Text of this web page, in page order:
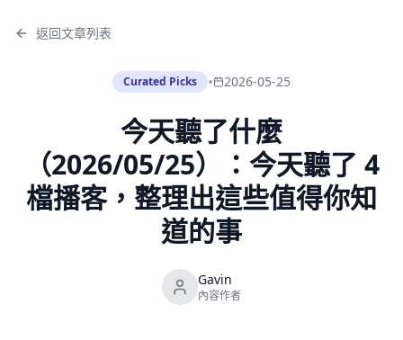
返回文章列表
Curated Picks • 2026-05-25
今天聽了什麼
（2026/05/25）：今天聽了 4
檔播客，整理出這些值得你知
道的事
Gavin
內容作者